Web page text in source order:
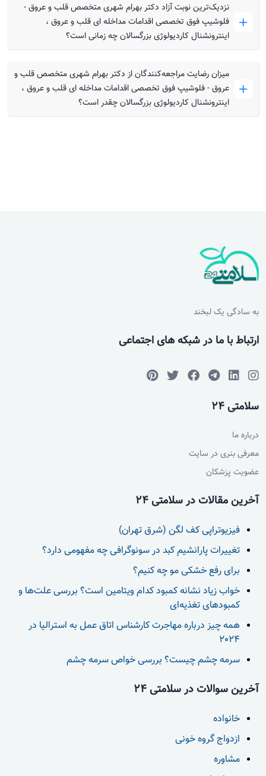
نزدیک‌ترین نوبت آزاد دکتر بهرام شهری متخصص قلب و عروق -
فلوشیپ فوق تخصصی اقدامات مداخله ای قلب و عروق ،
اینترونشنال کاردیولوژی بزرگسالان چه زمانی است؟
میزان رضایت مراجعه‌کنندگان از دکتر بهرام شهری متخصص قلب و
عروق - فلوشیپ فوق تخصصی اقدامات مداخله ای قلب و عروق ،
اینترونشنال کاردیولوژی بزرگسالان چقدر است؟
به سادگی یک لبخند
ارتباط با ما در شبکه های اجتماعی
سلامتی 24
درباره ما
معرفی بنری در سایت
عضویت پزشکان
آخرین مقالات در سلامتی 24
فیزیوتراپی کف لگن (شرق تهران)
تغییرات پارانشیم کبد در سونوگرافی چه مفهومی دارد؟
برای رفع خشکی مو چه کنیم؟
خواب زیاد نشانه کمبود کدام ویتامین است؟ بررسی علت‌ها و
کمبودهای تغذیه‌ای
همه چیز درباره مهاجرت کارشناس اتاق عمل به استرالیا در
2024
سرمه چشم چیست؟ بررسی خواص سرمه چشم
آخرین سوالات در سلامتی 24
خانواده
ازدواج گروه خونی
مشاوره